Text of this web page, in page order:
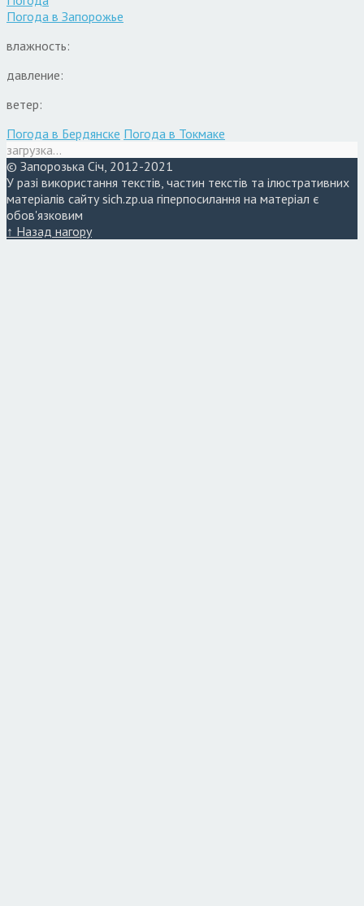
Погода в Запорожье
влажность:
давление:
ветер:
Погода в Бердянске Погода в Токмаке
загрузка...
© Запорозька Січ, 2012-2021
У разі використання текстів, частин текстів та ілюстративних
матеріалів сайту sich.zp.ua гіперпосилання на матеріал є
обов'язковим
↑ Назад нагору